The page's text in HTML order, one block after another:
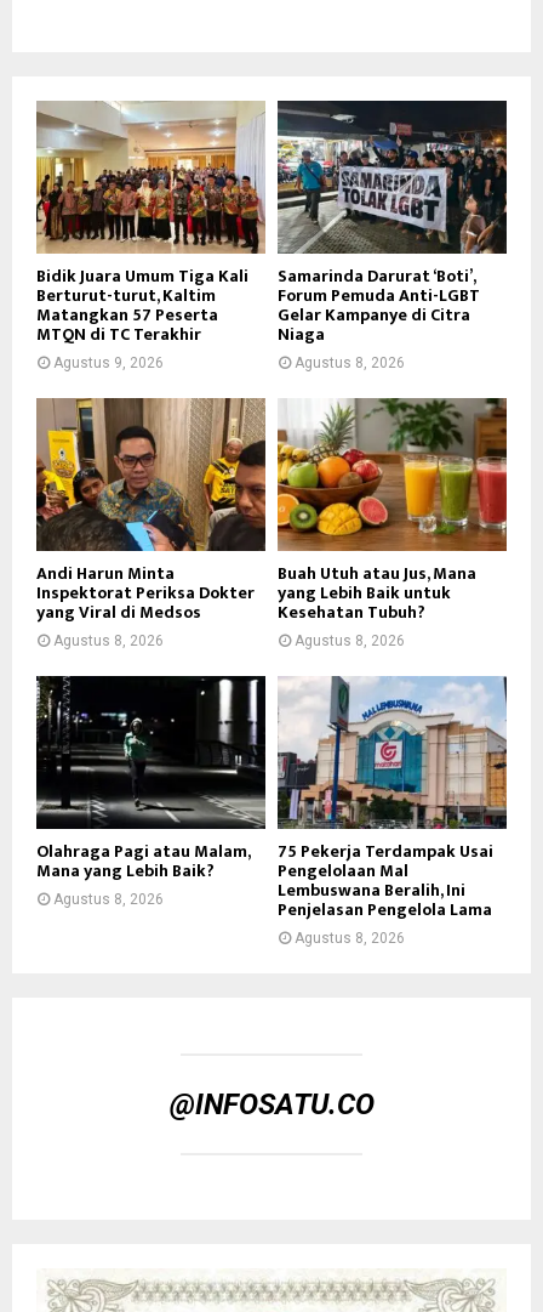
Bidik Juara Umum Tiga Kali
Berturut-turut, Kaltim
Matangkan 57 Peserta
MTQN di TC Terakhir
Agustus 9, 2026
Samarinda Darurat ‘Boti’,
Forum Pemuda Anti-LGBT
Gelar Kampanye di Citra
Niaga
Agustus 8, 2026
Andi Harun Minta
Inspektorat Periksa Dokter
yang Viral di Medsos
Agustus 8, 2026
Buah Utuh atau Jus, Mana
yang Lebih Baik untuk
Kesehatan Tubuh?
Agustus 8, 2026
Olahraga Pagi atau Malam,
Mana yang Lebih Baik?
Agustus 8, 2026
75 Pekerja Terdampak Usai
Pengelolaan Mal
Lembuswana Beralih, Ini
Penjelasan Pengelola Lama
Agustus 8, 2026
@INFOSATU.CO